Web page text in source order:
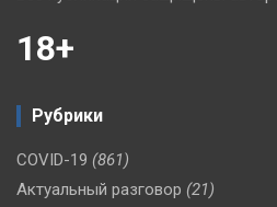
18+
Рубрики
COVID-19 (861)
Актуальный разговор (21)